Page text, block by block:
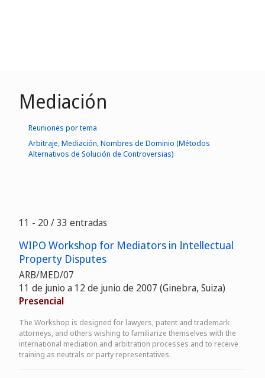
Mediación
Reuniones por tema
Arbitraje, Mediación, Nombres de Dominio (Métodos
Alternativos de Solución de Controversias)
11 - 20 / 33 entradas
WIPO Workshop for Mediators in Intellectual
Property Disputes
ARB/MED/07
11 de junio a 12 de junio de 2007 (Ginebra, Suiza)
Presencial
The Workshop is designed for lawyers, patent and trademark
attorneys, and others wishing to familiarize themselves with the
international mediation and arbitration processes and to receive
training as neutrals or party representatives.